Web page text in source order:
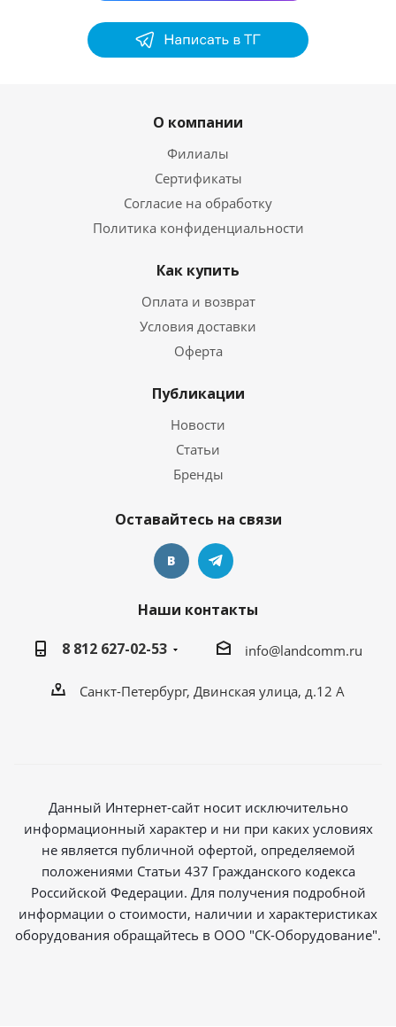
О компании
Филиалы
Сертификаты
Согласие на обработку
Политика конфиденциальности
Как купить
Оплата и возврат
Условия доставки
Оферта
Публикации
Новости
Статьи
Бренды
Оставайтесь на связи
Наши контакты
8 812 627-02-53
info@landcomm.ru
Санкт-Петербург, Двинская улица, д.12 А
Данный Интернет-сайт носит исключительно
информационный характер и ни при каких условиях
не является публичной офертой, определяемой
положениями Статьи 437 Гражданского кодекса
Российской Федерации. Для получения подробной
информации о стоимости, наличии и характеристиках
оборудования обращайтесь в ООО "СК-Оборудование".